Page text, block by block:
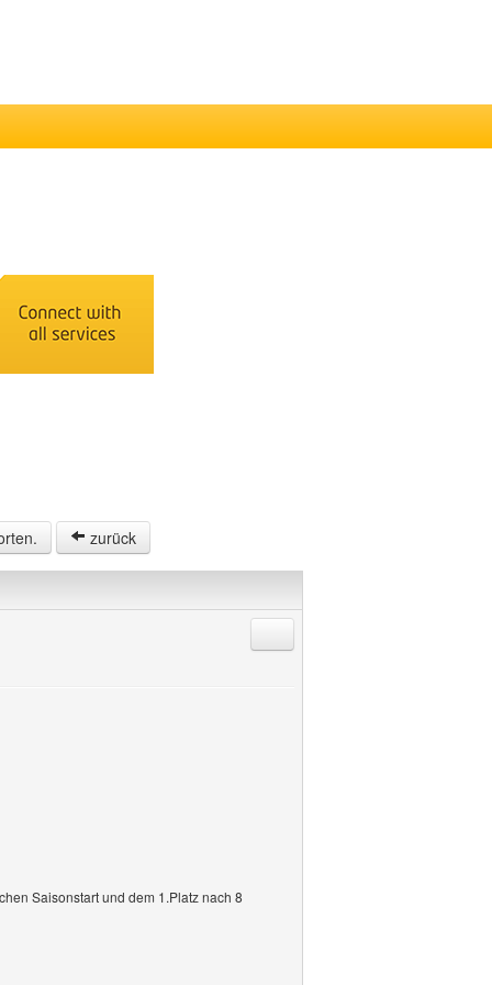
zurück
Saisonstart und dem 1.Platz nach 8